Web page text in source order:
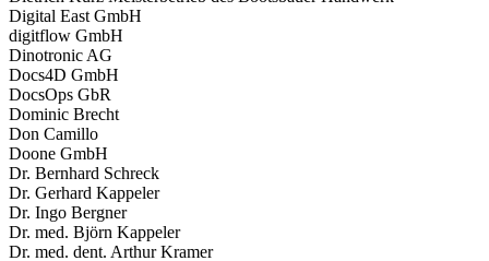
Digital East GmbH
digitflow GmbH
Dinotronic AG
Docs4D GmbH
DocsOps GbR
Dominic Brecht
Don Camillo
Doone GmbH
Dr. Bernhard Schreck
Dr. Gerhard Kappeler
Dr. Ingo Bergner
Dr. med. Björn Kappeler
Dr. med. dent. Arthur Kramer